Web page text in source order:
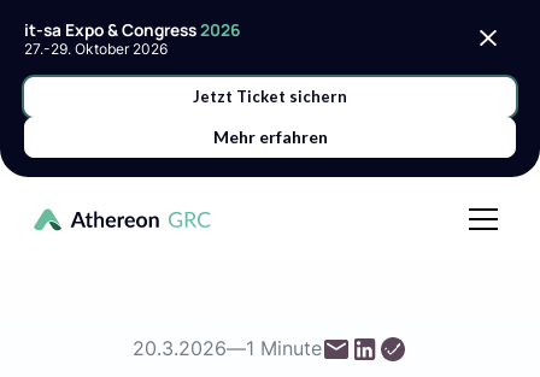
it-sa Expo & Congress2026
27.-29. Oktober 2026
Jetzt Ticket sichern
Mehr erfahren
20.3.2026—1 Minute